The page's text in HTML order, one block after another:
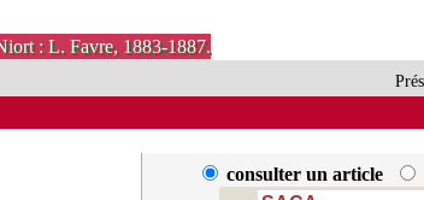
: L. Favre, 1883-1887.
consulter un article